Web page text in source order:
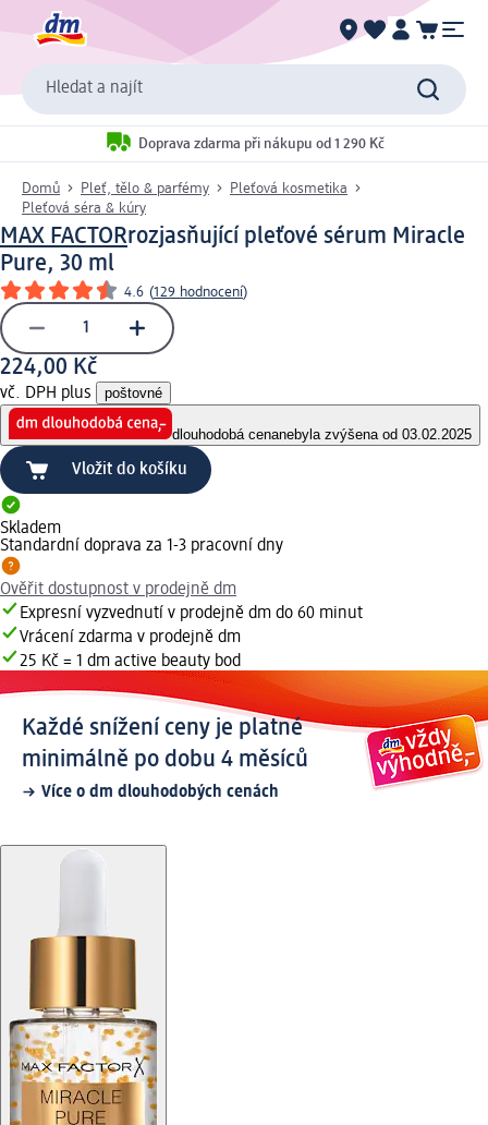
Hledat a najít
Doprava zdarma při nákupu od 1 290 Kč
Domů Pleť, tělo & parfémy
Pleťová kosmetika
Pleťová séra & kúry
MAX FACTORrozjasňující pleťové sérum Miracle
Pure, 30 ml
4.6 (129 hodnocení)
224,00 Kč
vč. DPH plus poštovné
dlouhodobá cenanebyla zvýšena od 03.02.2025
Vložit do košíku
Skladem
Standardní doprava za 1-3 pracovní dny
Ověřit dostupnost v prodejně dm
Expresní vyzvednutí v prodejně dm do 60 minut
Vrácení zdarma v prodejně dm
25 Kč = 1 dm active beauty bod
Každé snížení ceny je platné
minimálně po dobu 4 měsíců
Více o dm dlouhodobých cenách